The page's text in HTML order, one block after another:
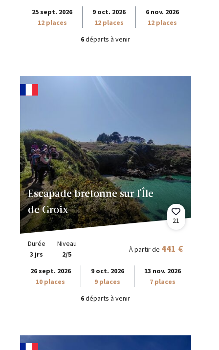
25 sept. 2026
12 places
9 oct. 2026
12 places
6 nov. 2026
12 places
6départs à venir
Escapade bretonne sur l'Île
de Groix
21
Durée
3 jrs
Niveau
2/5
À partir de 441 €
26 sept. 2026
10 places
9 oct. 2026
9 places
13 nov. 2026
7 places
6départs à venir